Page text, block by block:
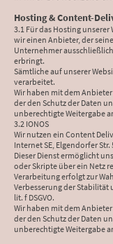
Hosting & Content-
3.1 Für das Hosting
wir einen Anbieter, der
Unternehmer
erbringt.
Sämtliche auf unserer
verarbeitet.
Wir haben mit dem
der den Schutz der Daten
unberechtigte Weitergabe
3.2 IONOS
Wir nutzen ein Content
Internet SE, Elgendorfer
Dieser Dienst ermöglicht
oder Skripte über ein Netz
Verarbeitung erfolgt zur
Verbesserung der Stabilität
lit. f DSGVO.
Wir haben mit dem
der den Schutz der Daten
unberechtigte Weitergabe